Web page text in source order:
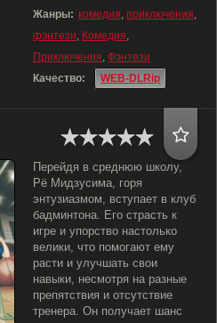
Жанры: комедия, приключения,
фэнтези, Комедия,
Приключения, Фэнтези
Качество:
WEB-DLRip
Перейдя в среднюю школу,
Рё Мидзусима, горя
энтузиазмом, вступает в клуб
бадминтона. Его страсть к
игре и упорство настолько
велики, что помогают ему
расти и улучшать свои
навыки, несмотря на разные
препятствия и отсутствие
тренера. Он получает шанс